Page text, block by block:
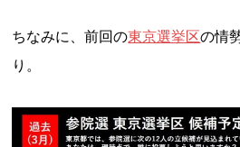
ちなみに、前回の東京選挙区の情
り。